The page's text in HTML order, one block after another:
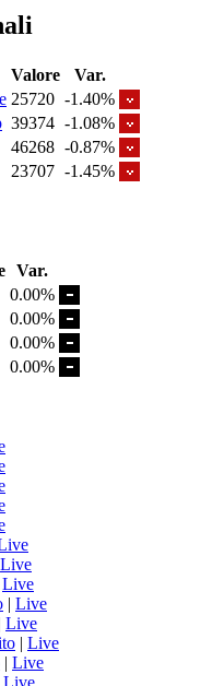
Valore
Var.
25720 -1.40%
39374 -1.08%
46268 -0.87%
23707 -1.45%
Var.
0.00%
0.00%
0.00%
0.00%
Live
Live
| Live
Live
| Live
| Live
Live